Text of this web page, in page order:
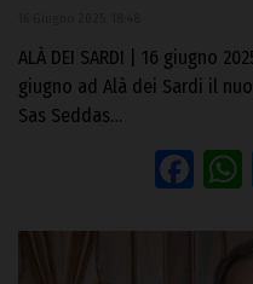
ALÀ DEI SARDI | 16 giugno
giugno ad Alà dei Sardi il
Sas Seddas…